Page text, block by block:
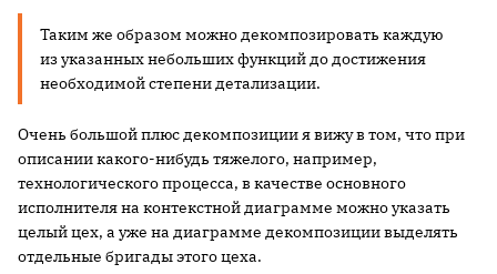
Таким же образом можно декомпозировать каждую
из указанных небольших функций до достижения
необходимой степени детализации.
Очень большой плюс декомпозиции я вижу в том, что при
описании какого-нибудь тяжелого, например,
технологического процесса, в качестве основного
исполнителя на контекстной диаграмме можно указать
целый цех, а уже на диаграмме декомпозиции выделять
отдельные бригады этого цеха.